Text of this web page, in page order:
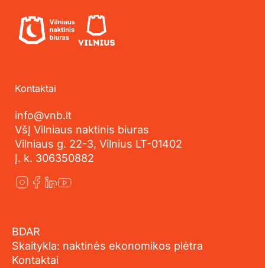
Kontaktai
info@vnb.lt
VšĮ Vilniaus naktinis biuras
Vilniaus g. 22-3, Vilnius LT-01402
Į. k. 306350882
BDAR
Skaitykla: naktinės ekonomikos plėtra
Kontaktai